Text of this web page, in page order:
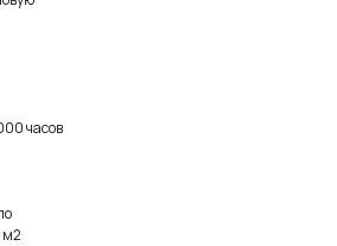
часов
м2